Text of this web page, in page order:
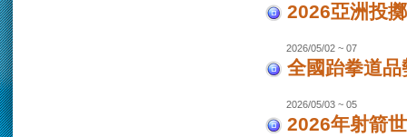
2026亞洲投
2026/05/02 ~ 07
全國跆拳道
2026/05/03 ~ 05
2026年射箭